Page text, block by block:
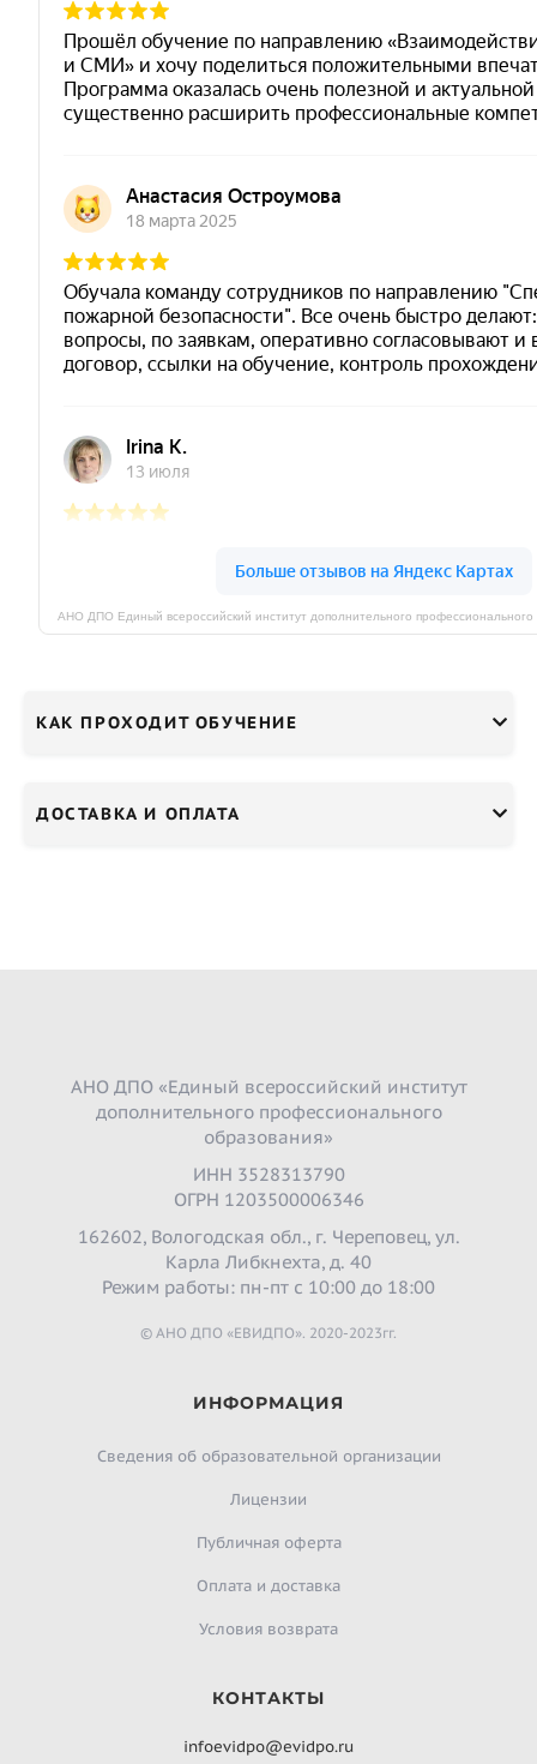
КАК ПРОХОДИТ ОБУЧЕНИЕ
ДОСТАВКА И ОПЛАТА
АНО ДПО «Единый всероссийский институт
дополнительного профессионального
образования»
ИНН 3528313790
ОГРН 1203500006346
162602, Вологодская обл., г. Череповец, ул.
Карла Либкнехта, д. 40
Режим работы: пн-пт с 10:00 до 18:00
© АНО ДПО «ЕВИДПО». 2020-2023гг.
ИНФОРМАЦИЯ
Сведения об образовательной организации
Лицензии
Публичная оферта
Оплата и доставка
Условия возврата
КОНТАКТЫ
infoevidpo@evidpo.ru